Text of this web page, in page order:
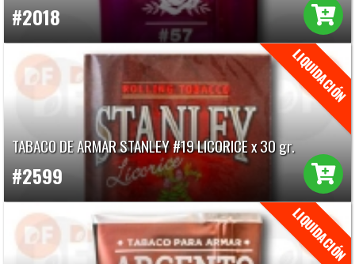
#2018
TABACO DE ARMAR STANLEY #19 LICORICE x 30 gr.
#2599